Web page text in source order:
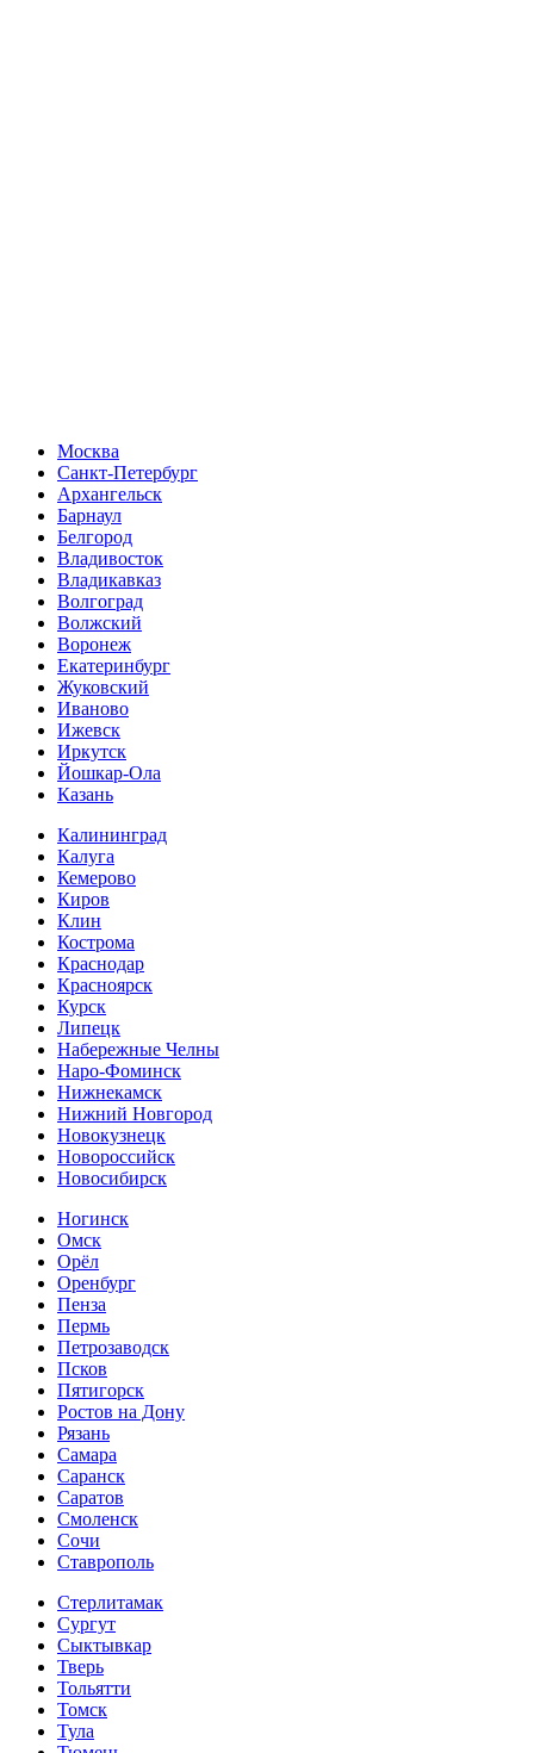
Москва
Санкт-Петербург
Архангельск
Барнаул
Белгород
Владивосток
Владикавказ
Волгоград
Волжский
Воронеж
Екатеринбург
Жуковский
Иваново
Ижевск
Иркутск
Йошкар-Ола
Казань
Калининград
Калуга
Кемерово
Киров
Клин
Кострома
Краснодар
Красноярск
Курск
Липецк
Набережные Челны
Наро-Фоминск
Нижнекамск
Нижний Новгород
Новокузнецк
Новороссийск
Новосибирск
Ногинск
Омск
Орёл
Оренбург
Пенза
Пермь
Петрозаводск
Псков
Пятигорск
Ростов на Дону
Рязань
Самара
Саранск
Саратов
Смоленск
Сочи
Ставрополь
Стерлитамак
Сургут
Сыктывкар
Тверь
Тольятти
Томск
Тула